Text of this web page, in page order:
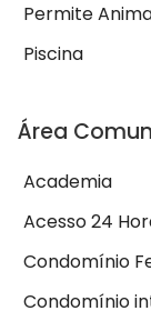
Permite
Piscina
Área
Academia
Acesso 24
Condomínio
Condomínio